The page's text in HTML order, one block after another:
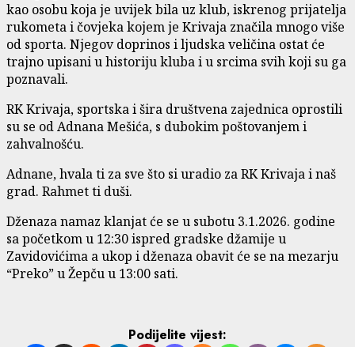
kao osobu koja je uvijek bila uz klub, iskrenog prijatelja
rukometa i čovjeka kojem je Krivaja značila mnogo više
od sporta. Njegov doprinos i ljudska veličina ostat će
trajno upisani u historiju kluba i u srcima svih koji su ga
poznavali.
RK Krivaja, sportska i šira društvena zajednica oprostili
su se od Adnana Mešića, s dubokim poštovanjem i
zahvalnošću.
Adnane, hvala ti za sve što si uradio za RK Krivaja i naš
grad. Rahmet ti duši.
Dženaza namaz klanjat će se u subotu 3.1.2026. godine
sa početkom u 12:30 ispred gradske džamije u
Zavidovićima a ukop i dženaza obavit će se na mezarju
“Preko” u Žepču u 13:00 sati.
Podijelite vijest: